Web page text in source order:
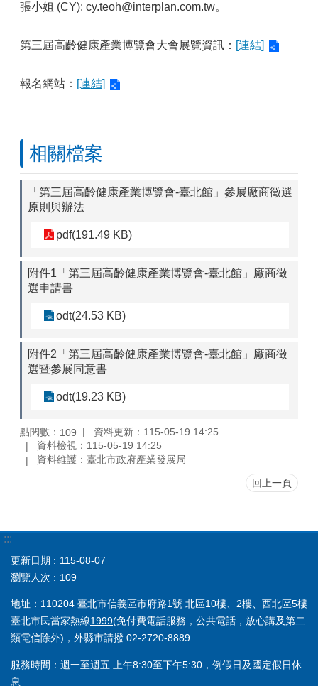
張小姐 (CY): cy.teoh@interplan.com.tw。
第三屆高齡健康產業博覽會大會展覽資訊： [連結]
報名網站： [連結]
相關檔案
「第三屆高齡健康產業博覽會-臺北館」參展廠商徵選
原則與辦法
pdf(191.49 KB)
附件1「第三屆高齡健康產業博覽會-臺北館」廠商徵
選申請書
odt(24.53 KB)
附件2「第三屆高齡健康產業博覽會-臺北館」廠商徵
選暨參展同意書
odt(19.23 KB)
點閱數： 109
資料更新：115-05-19 14:25
資料檢視：115-05-19 14:25
資料維護：臺北市政府產業發展局
回上一頁
:::
更新日期
115-08-07
瀏覽人次
109
地址：110204 臺北市信義區市府路1號 北區10樓、2樓、西北區5樓
臺北市民當家熱線1999(免付費電話服務，公共電話，放心講及第二
類電信除外)，外縣市請撥 02-2720-8889
服務時間：週一至週五 上午8:30至下午5:30，例假日及國定假日休
息